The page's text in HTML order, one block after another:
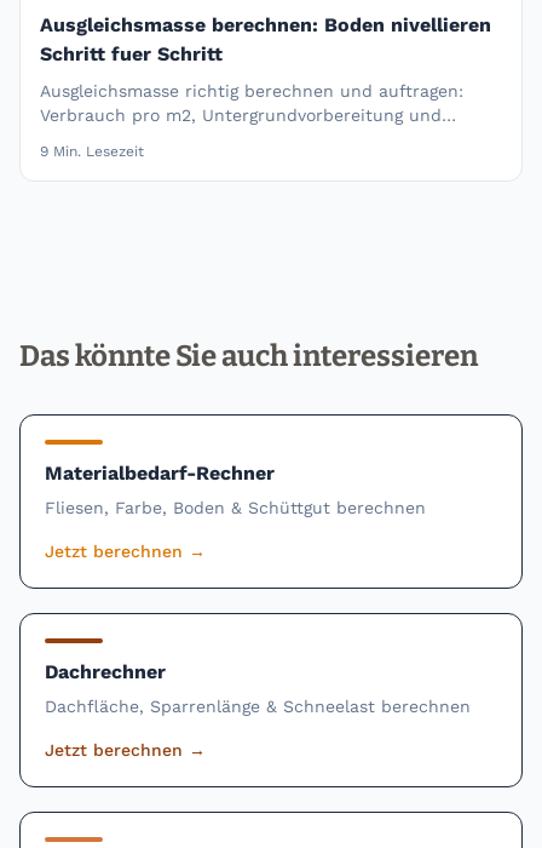
Ausgleichsmasse berechnen: Boden nivellieren
Schritt fuer Schritt
Ausgleichsmasse richtig berechnen und auftragen:
Verbrauch pro m2, Untergrundvorbereitung und
9 Min. Lesezeit
Das könnte Sie auch interessieren
Materialbedarf-Rechner
Fliesen, Farbe, Boden & Schüttgut berechnen
Jetzt berechnen →
Dachrechner
Dachfläche, Sparrenlänge & Schneelast berechnen
Jetzt berechnen →